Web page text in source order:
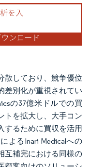
4.0の表示が必要です。
散しており、競争優位
差別化が重視されてい
の37億米ドルでの買
トを拡大し、大手コン
するために買収を活用
よるInari Medicalへの
互補完における同様の